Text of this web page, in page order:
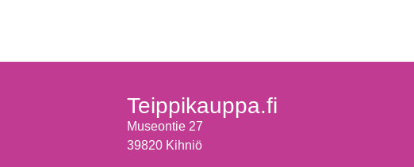
Teippikauppa.fi
Museontie 27
39820 Kihniö